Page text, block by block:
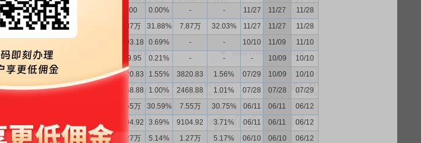
减持 1693.18 0.69% 0.00 0.00% - - 11/27 11/27
11/28
增持 1693.18 0.69% 7.87万 31.88% 7.87万 32.03% 11/27 11/27
11/28
1693.18 0.69% - - 10/10 11/09
11/10
增持 529.95 529.95 0.21% - - - 10/09
10/10
增持 1351.95 0.55% 3820.83 1.55% 3820.83 1.56% 07/29 10/09
10/10
增持 2468.88 1.00% 2468.88 1.00% 2468.88 1.01% 07/28 07/28
07/29
7.55万 30.59% 7.55万 30.75% 06/11 06/11
06/12
3583.80 1.45% 1.46% 9104.92 3.69% 9104.92 3.71% 06/11 06/11
06/12
减持 1311.00 0.53% 0.53% 1.27万 5.14% 1.27万 5.17% 06/10 06/10
06/12